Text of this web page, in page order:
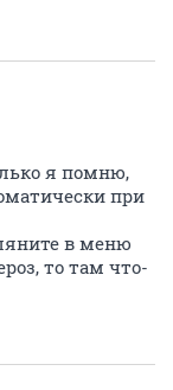
я помню,
при
в меню
то там что-